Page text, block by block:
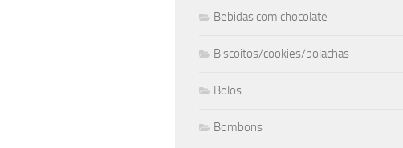
Bebidas com chocolate
Biscoitos/cookies/bolachas
Bolos
Bombons